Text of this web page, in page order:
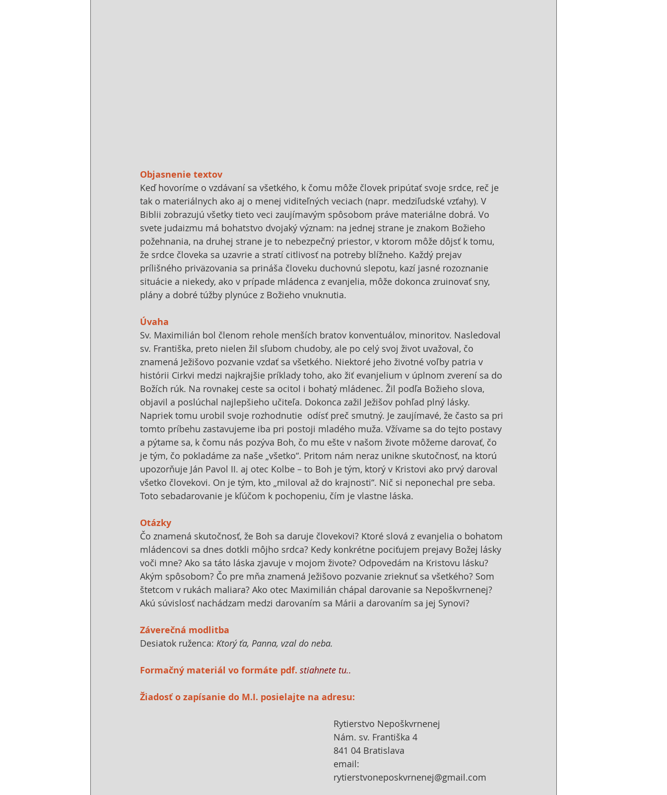
Objasnenie textov
Keď hovoríme o vzdávaní sa všetkého, k čomu môže človek pripútať svoje srdce, reč je
tak o materiálnych ako aj o menej viditeľných veciach (napr. medziľudské vzťahy). V
Biblii zobrazujú všetky tieto veci zaujímavým spôsobom práve materiálne dobrá. Vo
svete judaizmu má bohatstvo dvojaký význam: na jednej strane je znakom Božieho
požehnania, na druhej strane je to nebezpečný priestor, v ktorom môže dôjsť k tomu,
že srdce človeka sa uzavrie a stratí citlivosť na potreby blížneho. Každý prejav
prílišného priväzovania sa prináša človeku duchovnú slepotu, kazí jasné rozoznanie
situácie a niekedy, ako v prípade mládenca z evanjelia, môže dokonca zruinovať sny,
plány a dobré túžby plynúce z Božieho vnuknutia.
Úvaha
Sv. Maximilián bol členom rehole menších bratov konventuálov, minoritov. Nasledoval
sv. Františka, preto nielen žil sľubom chudoby, ale po celý svoj život uvažoval, čo
znamená Ježišovo pozvanie vzdať sa všetkého. Niektoré jeho životné voľby patria v
histórii Cirkvi medzi najkrajšie príklady toho, ako žiť evanjelium v úplnom zverení sa do
Božích rúk. Na rovnakej ceste sa ocitol i bohatý mládenec. Žil podľa Božieho slova,
objavil a poslúchal najlepšieho učiteľa. Dokonca zažil Ježišov pohľad plný lásky.
Napriek tomu urobil svoje rozhodnutie  odísť preč smutný. Je zaujímavé, že často sa pri
tomto príbehu zastavujeme iba pri postoji mladého muža. Vžívame sa do tejto postavy
a pýtame sa, k čomu nás pozýva Boh, čo mu ešte v našom živote môžeme darovať, čo
je tým, čo pokladáme za naše „všetko“. Pritom nám neraz unikne skutočnosť, na ktorú
upozorňuje Ján Pavol II. aj otec Kolbe – to Boh je tým, ktorý v Kristovi ako prvý daroval
všetko človekovi. On je tým, kto „miloval až do krajnosti“. Nič si neponechal pre seba.
Toto sebadarovanie je kľúčom k pochopeniu, čím je vlastne láska.
Otázky
Čo znamená skutočnosť, že Boh sa daruje človekovi? Ktoré slová z evanjelia o bohatom
mládencovi sa dnes dotkli môjho srdca? Kedy konkrétne pociťujem prejavy Božej lásky
voči mne? Ako sa táto láska zjavuje v mojom živote? Odpovedám na Kristovu lásku?
Akým spôsobom? Čo pre mňa znamená Ježišovo pozvanie zrieknuť sa všetkého? Som
štetcom v rukách maliara? Ako otec Maximilián chápal darovanie sa Nepoškvrnenej?
Akú súvislosť nachádzam medzi darovaním sa Márii a darovaním sa jej Synovi?
Záverečná modlitba
Desiatok ruženca: Ktorý ťa, Panna, vzal do neba.
Formačný materiál vo formáte pdf. stiahnete tu..
Žiadosť o zapísanie do M.I. posielajte na adresu:
Rytierstvo Nepoškvrnenej
Nám. sv. Františka 4
841 04 Bratislava
email:
rytierstvoneposkvrnenej@gmail.com